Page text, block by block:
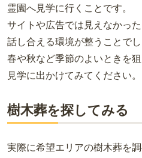
霊園へ見学に行くことです。
サイトや広告では見えなかっ
話し合える環境が整うことでし
春や秋など季節のよいときを
見学に出かけてみてください。
樹木葬を探してみる
実際に希望エリアの樹木葬を